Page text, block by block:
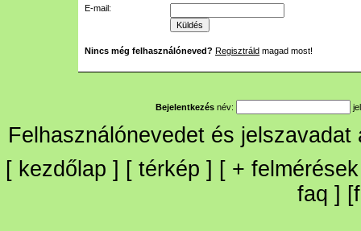
E-mail:
Nincs még felhasználóneved? Regisztráld magad most!
Bejelentkezés név:
Felhasználónevedet és
[ kezdőlap ] [ térkép ] [ + felmérések
faq ] [